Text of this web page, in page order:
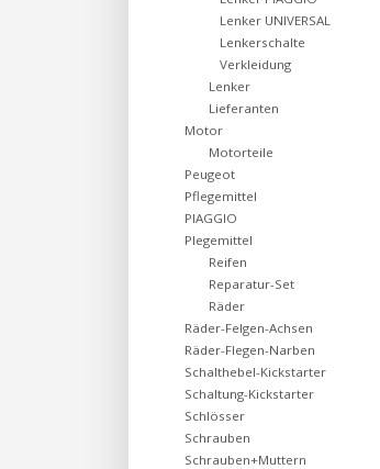
Lenker UNIVERSAL
Lenkerschalte
Verkleidung
Lenker
Lieferanten
Motor
Motorteile
Peugeot
Pflegemittel
PIAGGIO
Plegemittel
Reifen
Reparatur-Set
Räder
Räder-Felgen-Achsen
Räder-Flegen-Narben
Schalthebel-Kickstarter
Schaltung-Kickstarter
Schlösser
Schrauben
Schrauben+Muttern